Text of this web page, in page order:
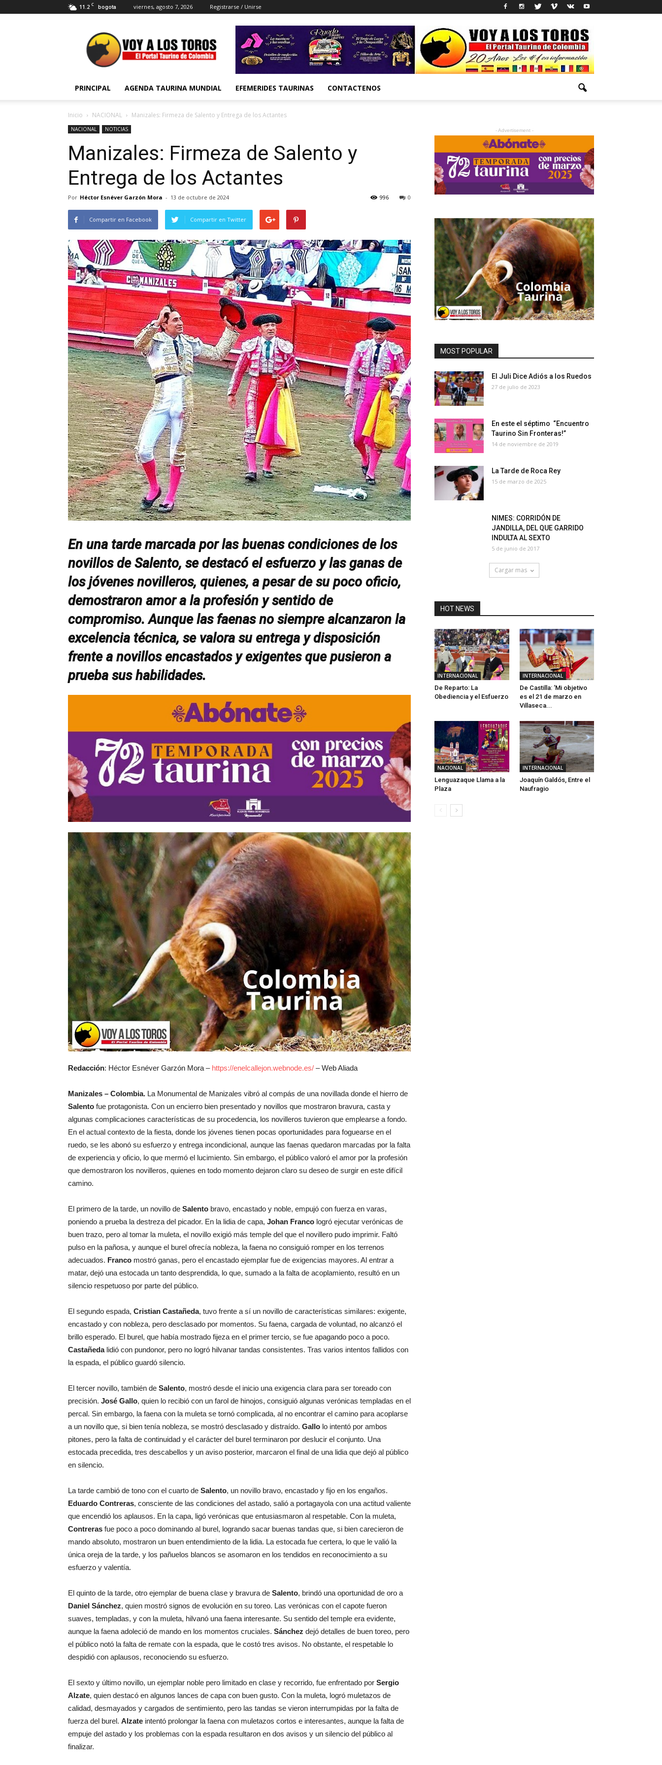
11.2 C bogota viernes, agosto 7, 2026 Registrarse / Unirse
Voy
a
Los
Toros
PRINCIPAL AGENDA TAURINA MUNDIAL EFEMERIDES TAURINAS CONTACTENOS
Inicio NACIONAL Manizales: Firmeza de Salento y Entrega de los Actantes
NACIONAL NOTICIAS
Manizales: Firmeza de Salento y
Entrega de los Actantes
Por Héctor Esnéver Garzón Mora - 13 de octubre de 2024 0
996
Compartir en Facebook Compartir en Twitter
En una tarde marcada por las buenas condiciones de los
novillos de Salento, se destacó el esfuerzo y las ganas de
los jóvenes novilleros, quienes, a pesar de su poco oficio,
demostraron amor a la profesión y sentido de
compromiso. Aunque las faenas no siempre alcanzaron la
excelencia técnica, se valora su entrega y disposición
frente a novillos encastados y exigentes que pusieron a
prueba sus habilidades.
Redacción: Héctor Esnéver Garzón Mora – https://enelcallejon.webnode.es/ – Web Aliada
Manizales – Colombia. La Monumental de Manizales vibró al compás de una novillada donde el hierro de
Salento fue protagonista. Con un encierro bien presentado y novillos que mostraron bravura, casta y
algunas complicaciones características de su procedencia, los novilleros tuvieron que emplearse a fondo.
En el actual contexto de la fiesta, donde los jóvenes tienen pocas oportunidades para foguearse en el
ruedo, se les abonó su esfuerzo y entrega incondicional, aunque las faenas quedaron marcadas por la falta
de experiencia y oficio, lo que mermó el lucimiento. Sin embargo, el público valoró el amor por la profesión
que demostraron los novilleros, quienes en todo momento dejaron claro su deseo de surgir en este difícil
camino.
El primero de la tarde, un novillo de Salento bravo, encastado y noble, empujó con fuerza en varas,
poniendo a prueba la destreza del picador. En la lidia de capa, Johan Franco logró ejecutar verónicas de
buen trazo, pero al tomar la muleta, el novillo exigió más temple del que el novillero pudo imprimir. Faltó
pulso en la pañosa, y aunque el burel ofrecía nobleza, la faena no consiguió romper en los terrenos
adecuados. Franco mostró ganas, pero el encastado ejemplar fue de exigencias mayores. Al entrar a
matar, dejó una estocada un tanto desprendida, lo que, sumado a la falta de acoplamiento, resultó en un
silencio respetuoso por parte del público.
El segundo espada, Cristian Castañeda, tuvo frente a sí un novillo de características similares: exigente,
encastado y con nobleza, pero desclasado por momentos. Su faena, cargada de voluntad, no alcanzó el
brillo esperado. El burel, que había mostrado fijeza en el primer tercio, se fue apagando poco a poco.
Castañedalidió con pundonor, pero no logró hilvanar tandas consistentes. Tras varios intentos fallidos con
la espada, el público guardó silencio.
El tercer novillo, también de Salento, mostró desde el inicio una exigencia clara para ser toreado con
precisión. José Gallo, quien lo recibió con un farol de hinojos, consiguió algunas verónicas templadas en el
percal. Sin embargo, la faena con la muleta se tornó complicada, al no encontrar el camino para acoplarse
a un novillo que, si bien tenía nobleza, se mostró desclasado y distraído. Gallo lo intentó por ambos
pitones, pero la falta de continuidad y el carácter del burel terminaron por deslucir el conjunto. Una
estocada precedida, tres descabellos y un aviso posterior, marcaron el final de una lidia que dejó al público
en silencio.
La tarde cambió de tono con el cuarto de Salento, un novillo bravo, encastado y fijo en los engaños.
Eduardo Contreras, consciente de las condiciones del astado, salió a portagayola con una actitud valiente
que encendió los aplausos. En la capa, ligó verónicas que entusiasmaron al respetable. Con la muleta,
Contreras fue poco a poco dominando al burel, logrando sacar buenas tandas que, si bien carecieron de
mando absoluto, mostraron un buen entendimiento de la lidia. La estocada fue certera, lo que le valió la
única oreja de la tarde, y los pañuelos blancos se asomaron en los tendidos en reconocimiento a su
esfuerzo y valentía.
El quinto de la tarde, otro ejemplar de buena clase y bravura de Salento, brindó una oportunidad de oro a
Daniel Sánchez, quien mostró signos de evolución en su toreo. Las verónicas con el capote fueron
suaves, templadas, y con la muleta, hilvanó una faena interesante. Su sentido del temple era evidente,
aunque la faena adoleció de mando en los momentos cruciales. Sánchez dejó detalles de buen toreo, pero
el público notó la falta de remate con la espada, que le costó tres avisos. No obstante, el respetable lo
despidió con aplausos, reconociendo su esfuerzo.
El sexto y último novillo, un ejemplar noble pero limitado en clase y recorrido, fue enfrentado por Sergio
Alzate, quien destacó en algunos lances de capa con buen gusto. Con la muleta, logró muletazos de
calidad, desmayados y cargados de sentimiento, pero las tandas se vieron interrumpidas por la falta de
fuerza del burel. Alzate intentó prolongar la faena con muletazos cortos e interesantes, aunque la falta de
empuje del astado y los problemas con la espada resultaron en dos avisos y un silencio del público al
finalizar.
- Advertisement -
MOST POPULAR
El Juli Dice Adiós a los Ruedos
27 de julio de 2023
En este el séptimo “Encuentro
Taurino Sin Fronteras!”
14 de noviembre de 2019
La Tarde de Roca Rey
15 de marzo de 2025
NIMES: CORRIDÓN DE
JANDILLA, DEL QUE GARRIDO
INDULTA AL SEXTO
5 de junio de 2017
Cargar mas
HOT NEWS
INTERNACIONAL
De Reparto: La
Obediencia y el Esfuerzo
INTERNACIONAL
De Castilla: ‘Mi objetivo
es el 21 de marzo en
Villaseca...
NACIONAL
Lenguazaque Llama a la
Plaza
INTERNACIONAL
Joaquín Galdós, Entre el
Naufragio